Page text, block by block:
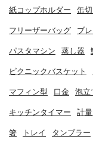
紙コップホルダー 缶切
フリーザーバッグ ブ
パスタマシン 蒸し器
ピクニックバスケット
マフィン型 口金 泡立
キッチンタイマー 計
箸 トレイ タンブラー